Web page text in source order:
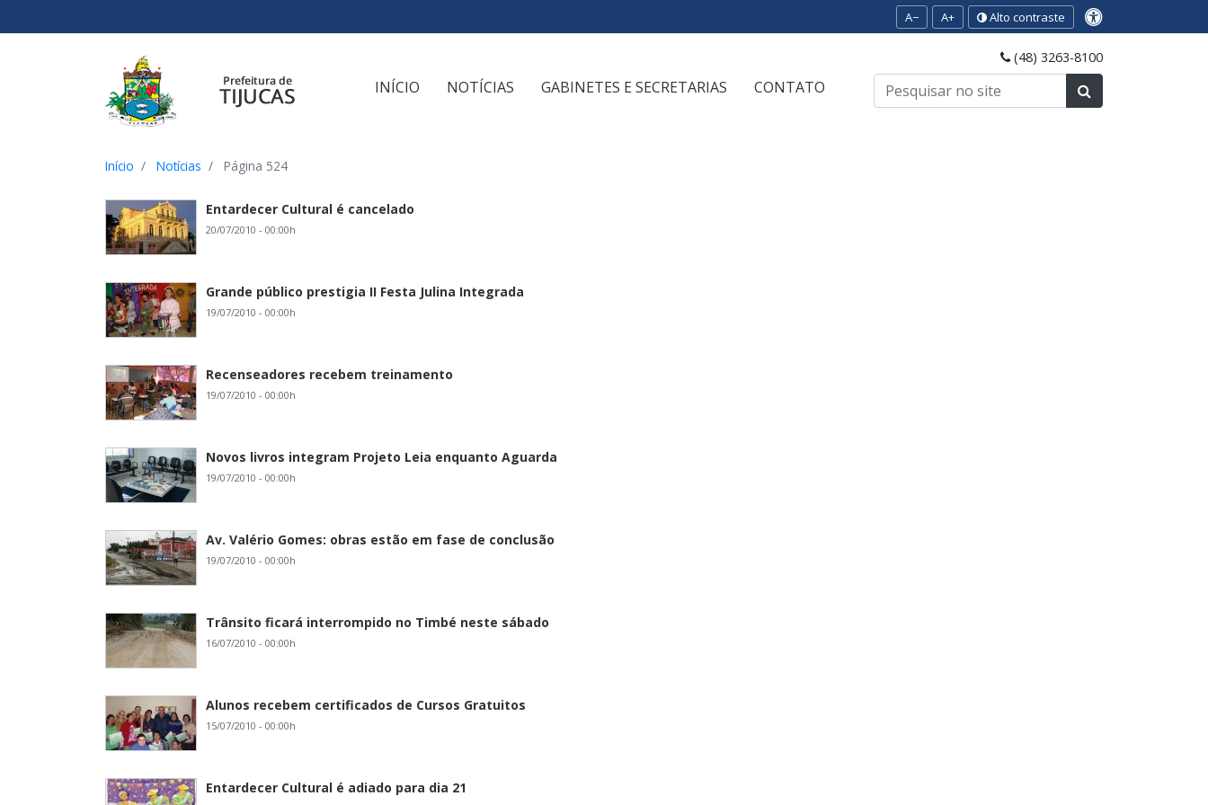
A− A+ Alto contraste
INÍCIO NOTÍCIAS GABINETES E SECRETARIAS CONTATO
(48) 3263-8100
Início Notícias Página 524
Entardecer Cultural é cancelado
20/07/2010 - 00:00h
Grande público prestigia II Festa Julina Integrada
19/07/2010 - 00:00h
Recenseadores recebem treinamento
19/07/2010 - 00:00h
Novos livros integram Projeto Leia enquanto Aguarda
19/07/2010 - 00:00h
Av. Valério Gomes: obras estão em fase de conclusão
19/07/2010 - 00:00h
Trânsito ficará interrompido no Timbé neste sábado
16/07/2010 - 00:00h
Alunos recebem certificados de Cursos Gratuitos
15/07/2010 - 00:00h
Entardecer Cultural é adiado para dia 21